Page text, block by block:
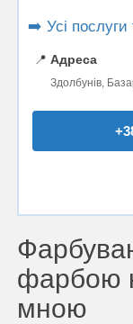
➡️ Усі послуги
📍 Адреса
Здолбунів,
фарбою
мною